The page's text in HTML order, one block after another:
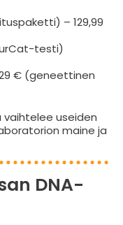
– 129,99
testi)
€ (geneettinen
vaihtelee useiden
maine ja
DNA-